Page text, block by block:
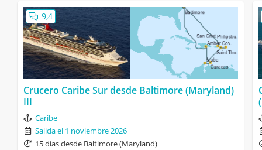
9,4
Crucero Caribe Sur desde Baltimore (Maryland)
III
Caribe
Salida el 1 noviembre 2026
15 días desde Baltimore (Maryland)